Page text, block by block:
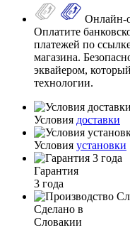
Онлайн-
Оплатите
платежей по
магазина.
эквайером,
технологии.
Условия доставки
Условия установки
Гарантия
3 года
Сделано в
Словакии